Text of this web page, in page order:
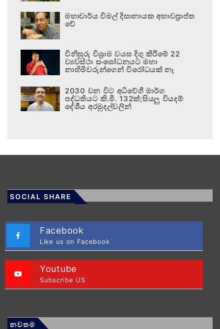
මහාචාර්ය විමල් දිසානායක අභාවප්‍රාප්ත
වේ
විනිසුරු විශ්‍රාම වයස දිගු කිරීමේ 22
ව්‍යවස්ථා සංශෝධනයට මහා
නාහිමිවරුන්ගෙන් විරෝධයක් නෑ
2030 වන විට අධිවේගී මාර්ග
පද්ධතියට කි.මී. 132ක්;සියලු වියදම්
දේශීය අරමුදල්වලින්
SOCIAL SHARE
Facebook
Like us on Facebook
Youtube
Subscribe US
නවතම